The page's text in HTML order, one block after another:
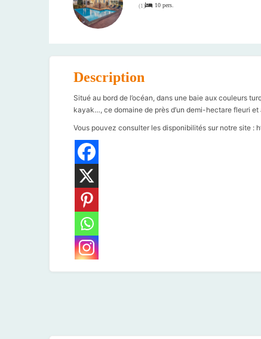
(1) 10 pers.
Description
Situé au bord de l’océan, dans une baie aux couleurs
kayak…, ce domaine de près d’un demi-hectare fleuri
Vous pouvez consulter les disponibilités sur notre site